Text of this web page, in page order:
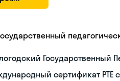
Государственный
сертификат PTE